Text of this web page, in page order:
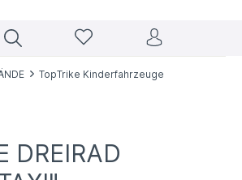
TopTrike Kinderfahrzeuge
DREIRAD